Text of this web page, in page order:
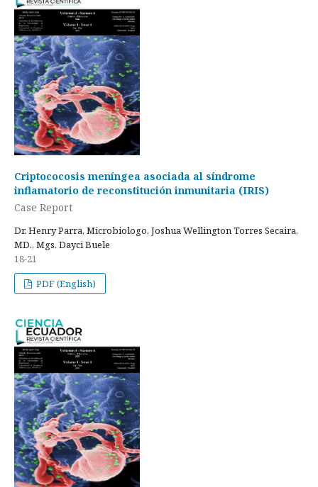
Criptococosis meníngea asociada al síndrome
inflamatorio de reconstitución inmunitaria (IRIS)
Case Report
Dr. Henry Parra, Microbiologo, Joshua Wellington Torres Secaira,
MD., Mgs. Dayci Buele
18-21
PDF (English)